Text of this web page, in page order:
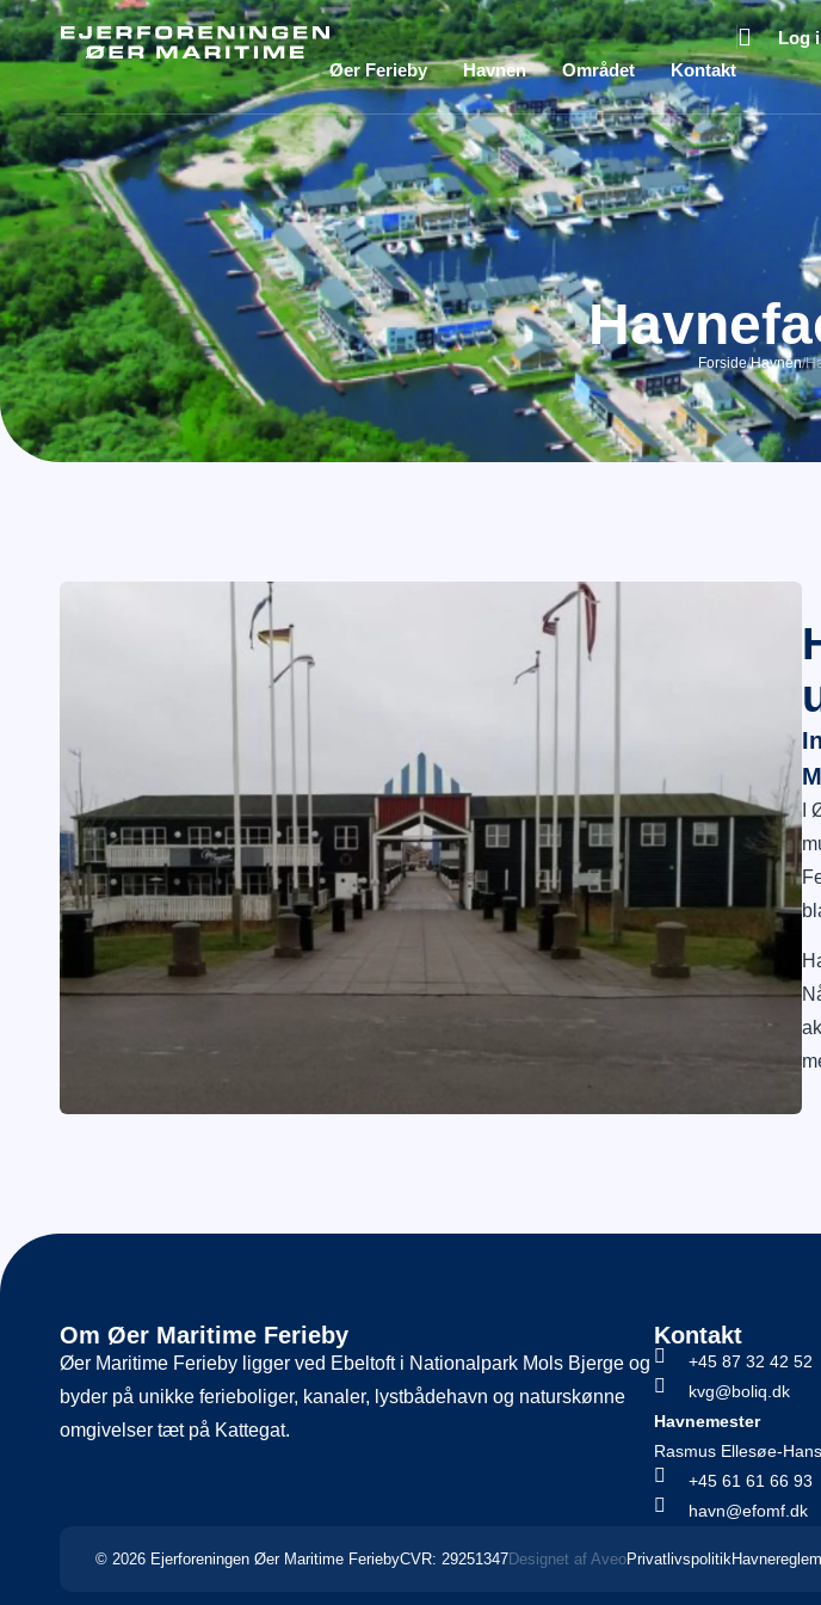
Øer Ferieby Havnen Området Kontakt
Log
Forside/Havnen/
I
Om Øer Maritime Ferieby
Øer Maritime Ferieby ligger ved Ebeltoft i Nationalpark Mols Bjerge og
byder på unikke ferieboliger, kanaler, lystbådehavn og naturskønne
omgivelser tæt på Kattegat.
Kontakt
+45 87 32 42 52
kvg@boliq.dk
Havnemester
Rasmus Ellesøe-
+45 61 61 66 93
havn@efomf.dk
© 2026 Ejerforeningen Øer Maritime FeriebyCVR: 29251347Designet af AveoPrivatlivspolitik